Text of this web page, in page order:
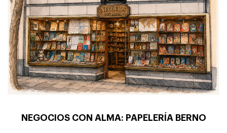
NEGOCIOS CON ALMA: PAPELERÍA BERNO